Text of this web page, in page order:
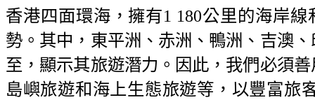
香港四面環海，擁有1 180公里的海岸
勢。其中，東平洲、赤洲、鴨洲、吉澳
至，顯示其旅遊潛力。因此，我們必須
島嶼旅遊和海上生態旅遊等，以豐富旅